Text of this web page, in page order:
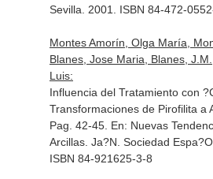
Sevilla. 2001. ISBN 84-472-
Montes Amorín, Olga María,
Blanes, Jose Maria, Blanes,
Luis:
Influencia del Tratamiento con
Transformaciones de Pirofilita a
Pag. 42-45. En: Nuevas
Arcillas. Ja?N. Sociedad
ISBN 84-921625-3-8